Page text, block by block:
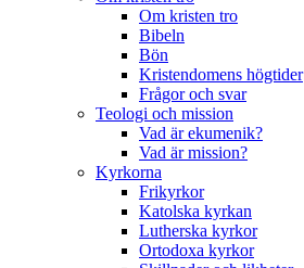
Om kristen tro
Bibeln
Bön
Kristendomens högtider
Frågor och svar
Teologi och mission
Vad är ekumenik?
Vad är mission?
Kyrkorna
Frikyrkor
Katolska kyrkan
Lutherska kyrkor
Ortodoxa kyrkor